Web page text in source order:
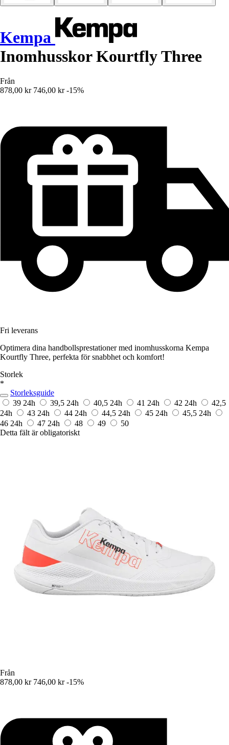
Kempa
Inomhusskor Kourtfly Three
Från
878,00 kr 746,00 kr -15%
Fri leverans
Optimera dina handbollsprestationer med inomhusskorna Kempa
Kourtfly Three, perfekta för snabbhet och komfort!
Storlek
*
Storleksguide
39 24h 39,5 24h 40,5 24h 41 24h 42 24h
42,5
24h
43 24h 44 24h 44,5 24h 45 24h 45,5 24h
46 24h 47 24h 48 49
50
Detta fält är obligatoriskt
Från
878,00 kr 746,00 kr -15%